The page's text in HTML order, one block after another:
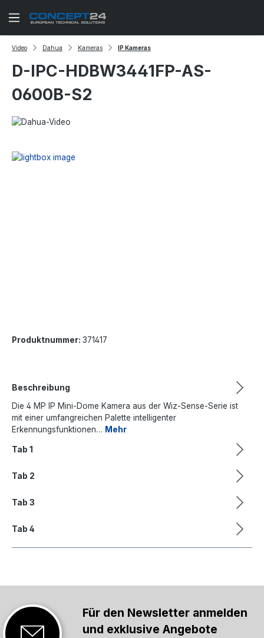
Zum Hauptinhalt springen
Video Dahua Kameras IP Kameras
D-IPC-HDBW3441FP-AS-
0600B-S2
Produktnummer: 371417
Beschreibung
Die 4 MP IP Mini-Dome Kamera aus der Wiz-Sense-Serie ist
mit einer umfangreichen Palette intelligenter
Erkennungsfunktionen… Mehr
Tab 1
Tab 2
Tab 3
Tab 4
Für den Newsletter anmelden
und exklusive Angebote